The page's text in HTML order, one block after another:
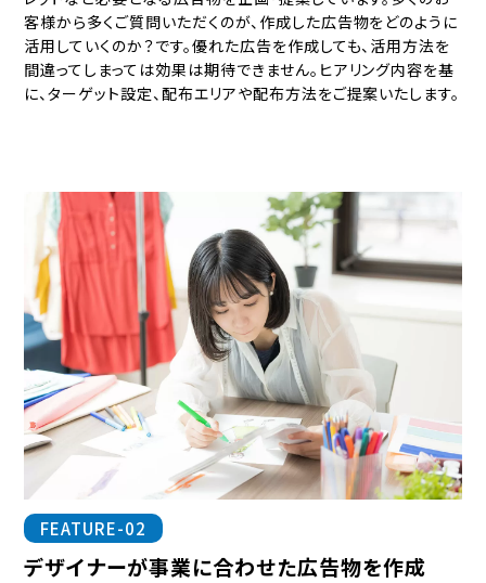
客様から多くご質問いただくのが、作成した広告物をどのように
活用していくのか？です。優れた広告を作成しても、活用方法を
間違ってしまっては効果は期待できません。ヒアリング内容を基
に、ターゲット設定、配布エリアや配布方法をご提案いたします。
FEATURE-02
デザイナーが事業に合わせた広告物を作成